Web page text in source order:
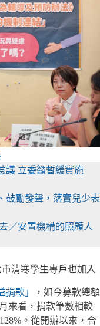
議 立委籲暫緩實施
鼓勵發聲，落實兒少表
／安置機構的照顧人
清寒學生專戶也加入
捐款」
，如今募款總額
來看，捐款筆數相較
。從開辦以來，合